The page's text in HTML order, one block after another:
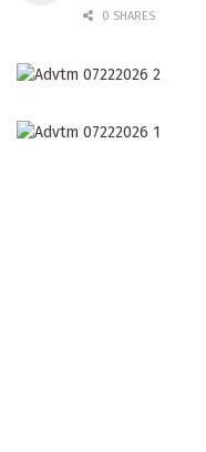
0 SHARES